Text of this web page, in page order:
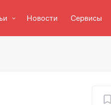
Новости Сервисы